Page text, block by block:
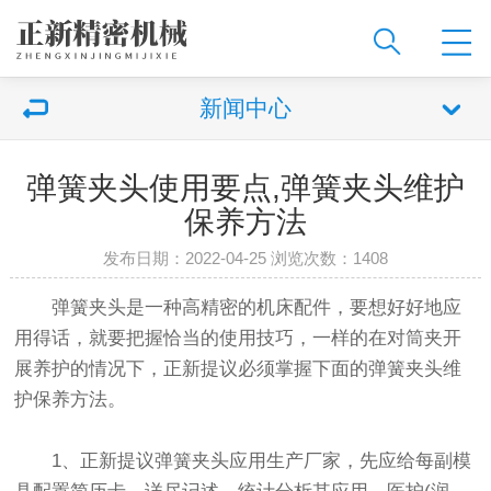
新闻中心
弹簧夹头使用要点,弹簧夹头维护
保养方法
发布日期：2022-04-25 浏览次数： 1408
弹簧夹头是一种高精密的机床配件，要想好好地应
用得话，就要把握恰当的使用技巧，一样的在对筒夹开
展养护的情况下，正新提议必须掌握下面的弹簧夹头维
护保养方法。
1、正新提议弹簧夹头应用生产厂家，先应给每副模